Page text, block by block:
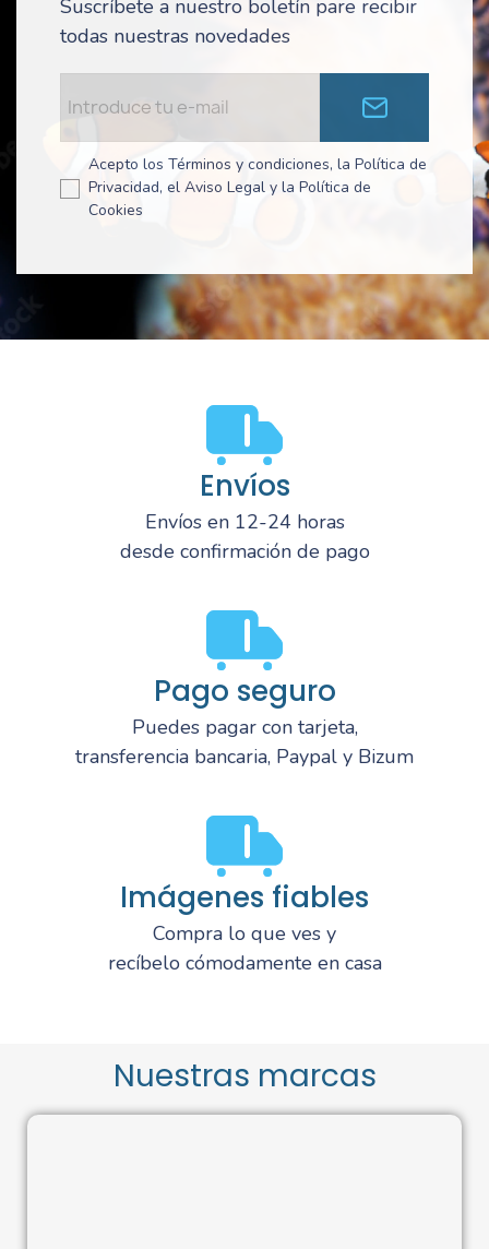
Suscríbete a nuestro boletín pare recibir
todas nuestras novedades
Acepto los Términos y condiciones, la Política de
Privacidad, el Aviso Legal y la Política de
Cookies
Envíos
Envíos en 12-24 horas
desde confirmación de pago
Pago seguro
Puedes pagar con tarjeta,
transferencia bancaria, Paypal y Bizum
Imágenes fiables
Compra lo que ves y
recíbelo cómodamente en casa
Nuestras marcas